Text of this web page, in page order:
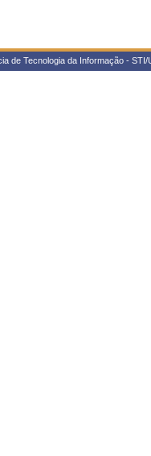
de Tecnologia da Informação -